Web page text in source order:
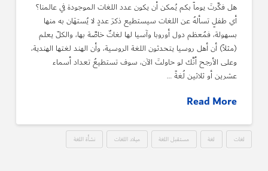
هل فكَّرتَ يوماً بكم يُمكن أن يكون عدد اللغات الموجودة في عالمنا؟
أي طفلٍ تسألهُ عن اللغات سيستطيع ذكرَ عددٍ لا يُستهَان به منها
بسهولة، فمُعظم دول أوروبا وآسيا لها لغاتٌ خاصَّة بها، والكلّ يعلم
(مثلاً) أن أهل روسيا يتحدثون اللغة الروسية، وأن الهند لغتها الهندية،
وعلى الأرجح أنَّك لو حاولتَ الآن، سوف تستطيعُ تعداد أسماء
عشرين أو ثلاثين لُغةً …
Read More
لغات لغة مستقبل اللغة ميلاد اللغات نشأة اللغة